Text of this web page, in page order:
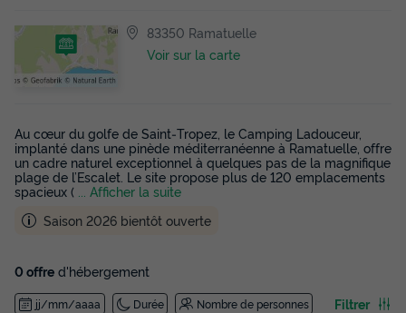
83350 Ramatuelle
Voir sur la carte
Au cœur du golfe de Saint‑Tropez, le Camping Ladouceur,
implanté dans une pinède méditerranéenne à Ramatuelle, offre
un cadre naturel exceptionnel à quelques pas de la magnifique
plage de l’Escalet. Le site propose plus de 120 emplacements
spacieux (
... Afficher la suite
Saison 2026 bientôt ouverte
0 offre d'hébergement
jj/mm/aaaa Durée Nombre de personnes Filtrer